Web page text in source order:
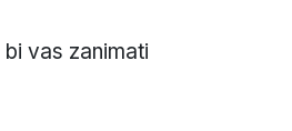
vas zanimati